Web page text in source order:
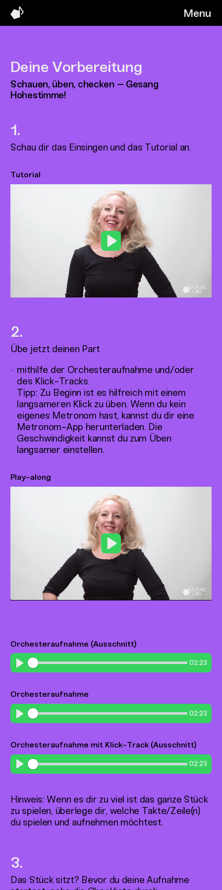
Menu
Deine Vorbereitung
Schauen, üben, checken – Gesang
Hohestimme!
Schau dir das Einsingen und das Tutorial an.
Tutorial
Play
Übe jetzt deinen Part
mithilfe der Orchesteraufnahme und/oder
des Klick-Tracks.
Tipp: Zu Beginn ist es hilfreich mit einem
langsameren Klick zu üben. Wenn du kein
eigenes Metronom hast, kannst du dir eine
Metronom-App herunterladen. Die
Geschwindigkeit kannst du zum Üben
langsamer einstellen.
Play-along
Play
Orchesteraufnahme (Ausschnitt)
Play
02:23
Orchesteraufnahme
Play
02:23
Orchesteraufnahme mit Klick-Track (Ausschnitt)
Play
02:23
Hinweis: Wenn es dir zu viel ist das ganze Stück
zu spielen, überlege dir, welche Takte/Zeile(n)
du spielen und aufnehmen möchtest.
Das Stück sitzt? Bevor du deine Aufnahme